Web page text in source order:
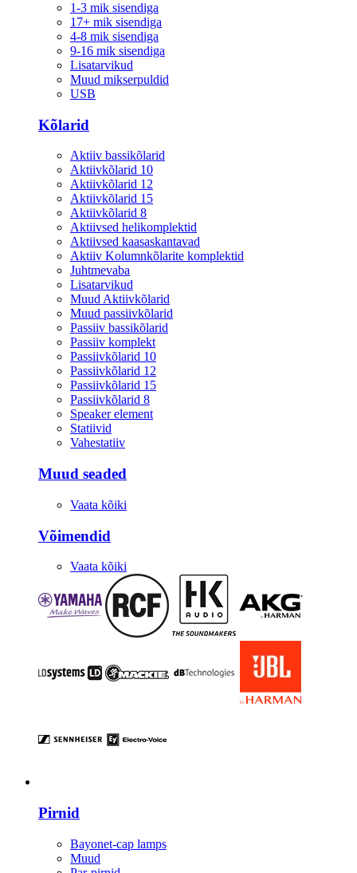
1-3 mik sisendiga
17+ mik sisendiga
4-8 mik sisendiga
9-16 mik sisendiga
Lisatarvikud
Muud mikserpuldid
USB
Kõlarid
Aktiiv bassikõlarid
Aktiivkõlarid 10
Aktiivkõlarid 12
Aktiivkõlarid 15
Aktiivkõlarid 8
Aktiivsed helikomplektid
Aktiivsed kaasaskantavad
Aktiiv Kolumnkõlarite komplektid
Juhtmevaba
Lisatarvikud
Muud Aktiivkõlarid
Muud passiivkõlarid
Passiiv bassikõlarid
Passiiv komplekt
Passiivkõlarid 10
Passiivkõlarid 12
Passiivkõlarid 15
Passiivkõlarid 8
Speaker element
Statiivid
Vahestatiiv
Muud seaded
Vaata kõiki
Võimendid
Vaata kõiki
Pirnid
Bayonet-cap lamps
Muud